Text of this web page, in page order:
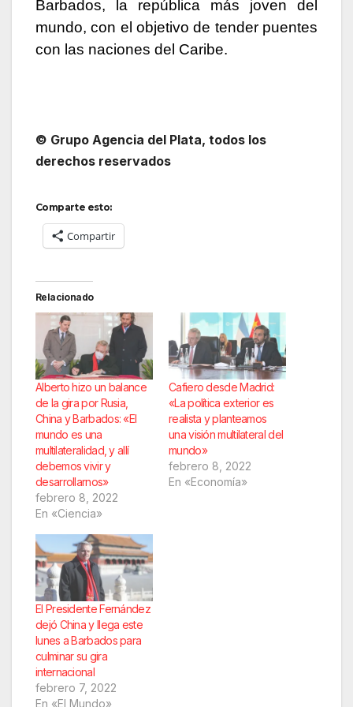
Barbados, la república más joven del
mundo, con el objetivo de tender puentes
con las naciones del Caribe.
© Grupo Agencia del Plata, todos los
derechos reservados
Comparte esto:
Compartir
Relacionado
Alberto hizo un balance
de la gira por Rusia,
China y Barbados: «El
mundo es una
multilateralidad, y allí
debemos vivir y
desarrollarnos»
febrero 8, 2022
En «Ciencia»
Cafiero desde Madrid:
«La política exterior es
realista y planteamos
una visión multilateral del
mundo»
febrero 8, 2022
En «Economía»
El Presidente Fernández
dejó China y llega este
lunes a Barbados para
culminar su gira
internacional
febrero 7, 2022
En «El Mundo»